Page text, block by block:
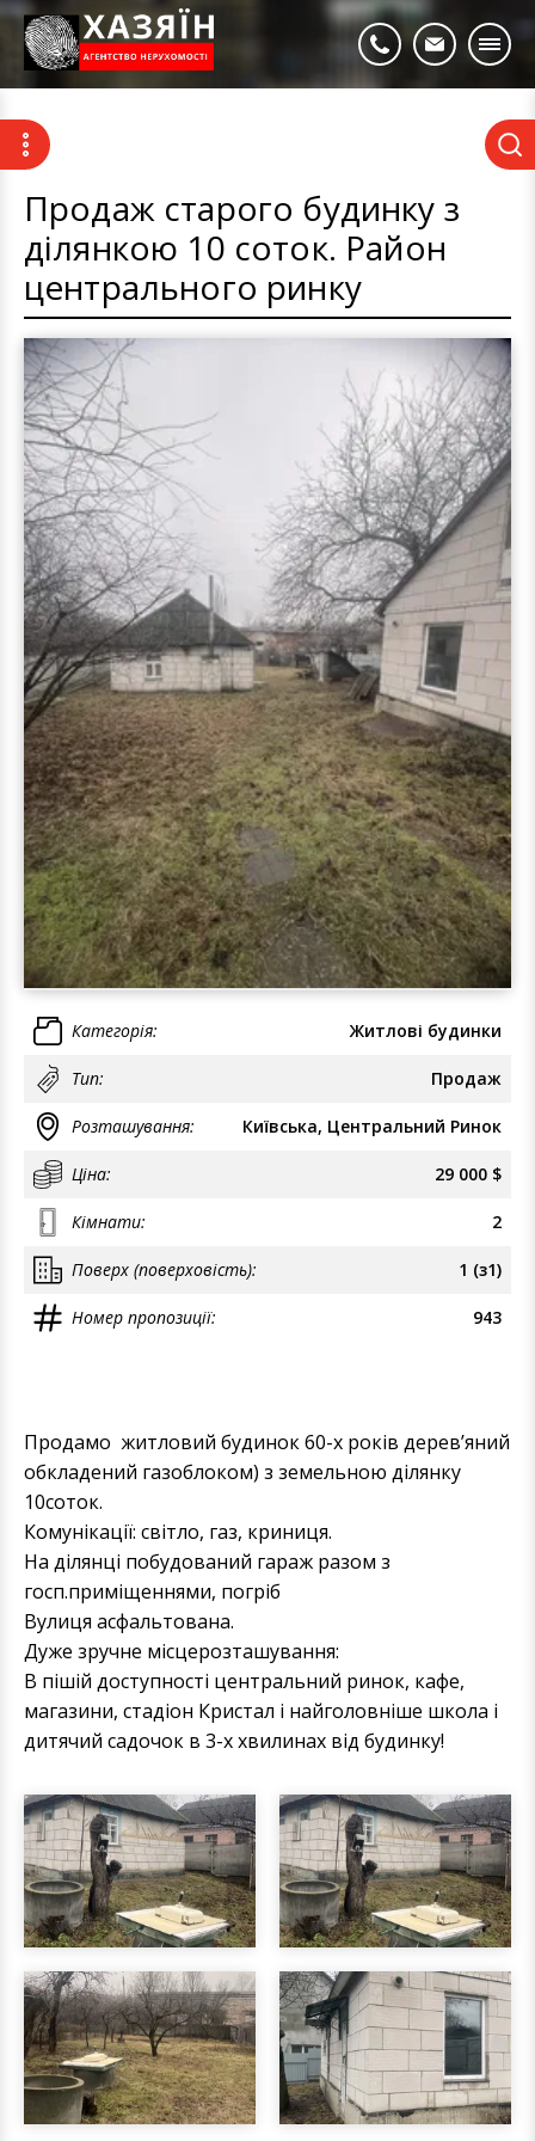
Продаж старого будинку з
ділянкою 10 соток. Район
центрального ринку
Категорія: Житлові будинки
Тип: Продаж
Розташування: Київська, Центральний Ринок
Ціна: 29 000 $
Кімнати: 2
Поверх (поверховість): 1 (з1)
Номер пропозиції: 943
Продамо житловий будинок 60-х років деревʼяний
обкладений газоблоком) з земельною ділянку
10соток.
Комунікації: світло, газ, криниця.
На ділянці побудований гараж разом з
госп.приміщеннями, погріб
Вулиця асфальтована.
Дуже зручне місцерозташування:
В пішій доступності центральний ринок, кафе,
магазини, стадіон Кристал і найголовніше школа і
дитячий садочок в 3-х хвилинах від будинку!